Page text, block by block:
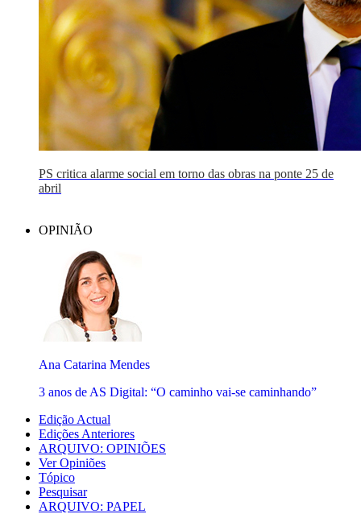
PS critica alarme social em torno das obras na ponte 25 de
abril
OPINIÃO
Ana Catarina Mendes
3 anos de AS Digital: “O caminho vai-se caminhando”
Edição Actual
Edições Anteriores
ARQUIVO: OPINIÕES
Ver Opiniões
Tópico
Pesquisar
ARQUIVO: PAPEL